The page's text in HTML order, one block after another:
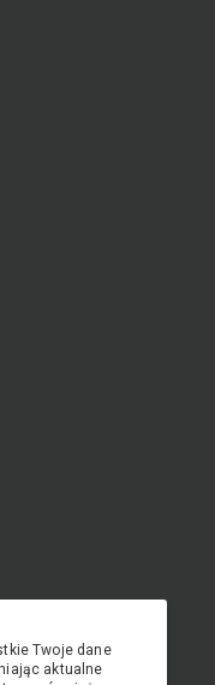
Twoje dane
aktualne